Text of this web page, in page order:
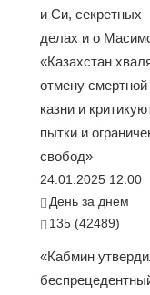
и Си, секретных
делах и о
«Казахстан
отмену смертной
казни и
пытки и
свобод»
24.01.2025 12:00
День за днем
135 (42489)
«Кабмин